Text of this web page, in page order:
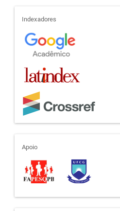
Indexadores
apoio
Apoio